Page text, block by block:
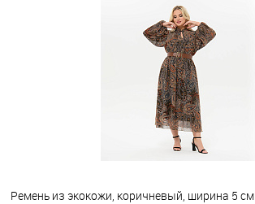
В корзину
Ремень из экокожи, коричневый, ширина 5 см